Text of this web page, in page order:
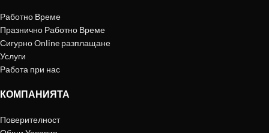
Работно Време
Празнично Работно Време
Сигурно Online разплащане
Услуги
Работа при нас
КОМПАНИЯТА
Поверителност